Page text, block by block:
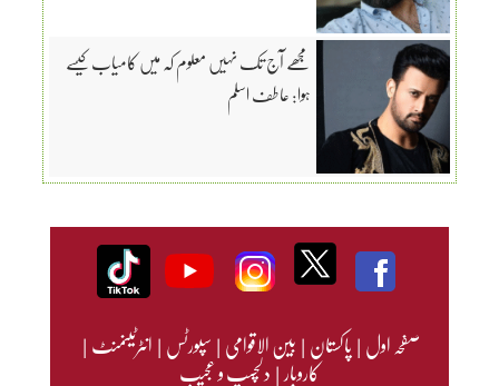
مجھے آج تک نہیں معلوم کہ میں کامیاب کیسے
ہوا: عاطف اسلم
صفحہ اول|پاکستان|بین الاقوامی|سپورٹس|انٹرٹینمنٹ|
کاروبار|دلچسپ و عجیب